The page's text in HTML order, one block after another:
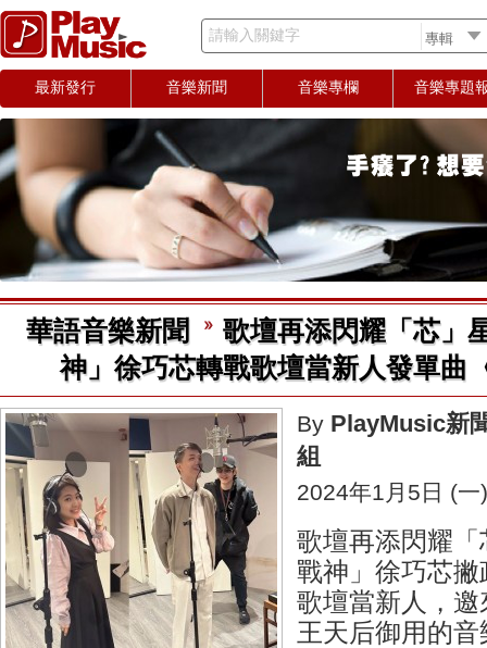
請輸入關鍵字
最新發行 音樂新聞 音樂專欄 音樂專題
華語音樂新聞
歌壇再添閃耀「芯」
神」徐巧芯轉戰歌壇當新人發單曲
By PlayMusic新
組
2024年1月5日 (一)
歌壇再添閃耀
戰神」徐巧芯
歌壇當新人，
王天后御用的